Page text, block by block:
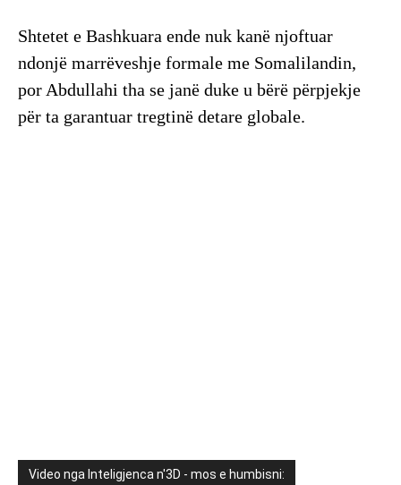
Shtetet e Bashkuara ende nuk kanë njoftuar
ndonjë marrëveshje formale me Somalilandin,
por Abdullahi tha se janë duke u bërë përpjekje
për ta garantuar tregtinë detare globale.
Video nga Inteligjenca n'3D - mos e humbisni: